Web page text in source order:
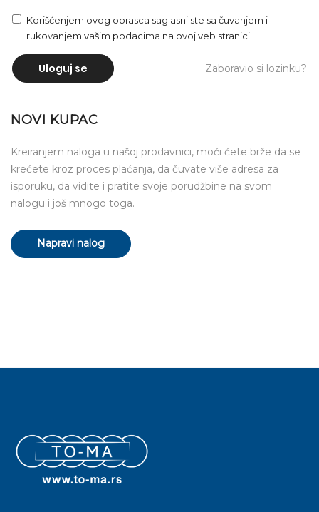
Korišćenjem ovog obrasca saglasni ste sa čuvanjem i
rukovanjem vašim podacima na ovoj veb stranici.
Uloguj se Zaboravio si lozinku?
NOVI KUPAC
Kreiranjem naloga u našoj prodavnici, moći ćete brže da se
krećete kroz proces plaćanja, da čuvate više adresa za
isporuku, da vidite i pratite svoje porudžbine na svom
nalogu i još mnogo toga.
Napravi nalog